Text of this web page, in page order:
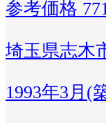
参考価格
埼玉県志木
1993年3月(